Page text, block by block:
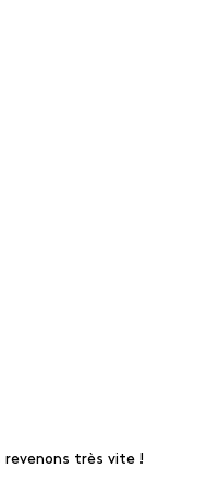
revenons très vite !